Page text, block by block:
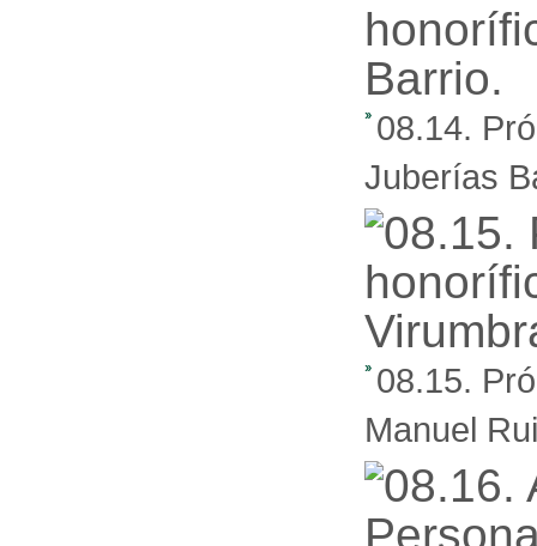
08.14.
Juberías
08.15.
Manuel